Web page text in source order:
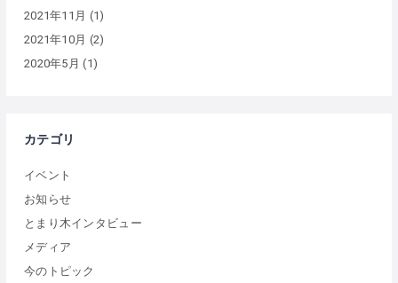
2021年11月 (1)
2021年10月 (2)
2020年5月 (1)
カテゴリ
イベント
お知らせ
とまり木インタビュー
メディア
今のトピック